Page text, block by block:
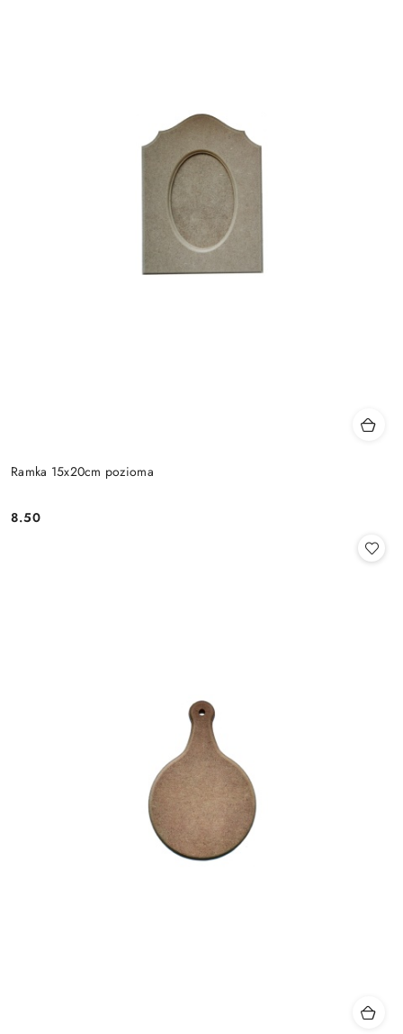
Ramka 15x20cm pozioma
Cena:
8.50